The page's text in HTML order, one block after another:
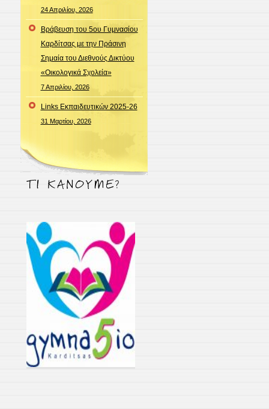
24 Απριλίου, 2026
Βράβευση του 5ου Γυμνασίου
Καρδίτσας με την Πράσινη
Σημαία του Διεθνούς Δικτύου
«Οικολογικά Σχολεία»
7 Απριλίου, 2026
Links Εκπαιδευτικών 2025-26
31 Μαρτίου, 2026